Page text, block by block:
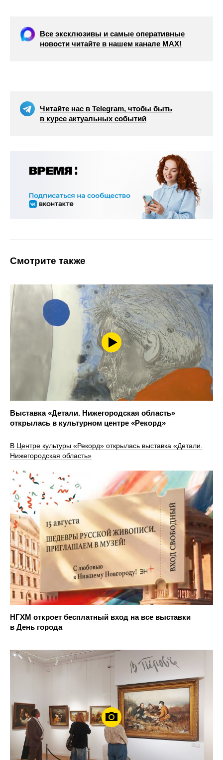
Все эксклюзивы и самые оперативные
новости читайте в нашем канале МАХ!
Читайте нас в Telegram, чтобы быть
в курсе актуальных событий
Смотрите также
Выставка «Детали. Нижегородская область»
открылась в культурном центре «Рекорд»
В Центре культуры «Рекорд» открылась выставка «Детали.
Нижегородская область»
НГХМ откроет бесплатный вход на все выставки
в День города